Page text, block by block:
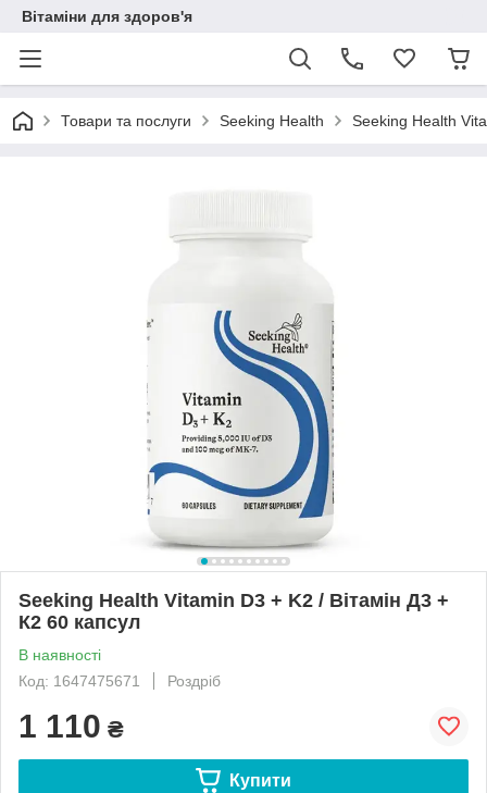
Вітаміни для здоров'я
Товари та послуги Seeking Health Seeking Health
Seeking Health Vitamin D3 + K2 / Вітамін Д3 +
К2 60 капсул
В наявності
Код: 1647475671
Роздріб
1 110 ₴
Купити